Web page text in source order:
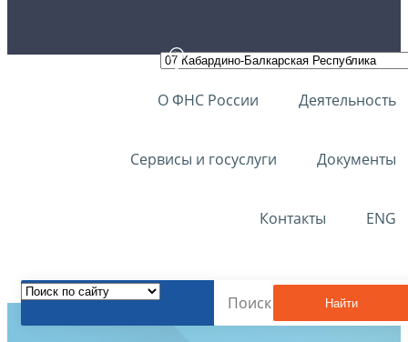
О ФНС России Деятельность
Сервисы и госуслуги Документы
Контакты ENG
Найти